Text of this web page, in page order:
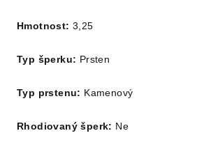
Hmotnost: 3,25
Typ šperku: Prsten
Typ prstenu: Kamenový
Rhodiovaný šperk: Ne